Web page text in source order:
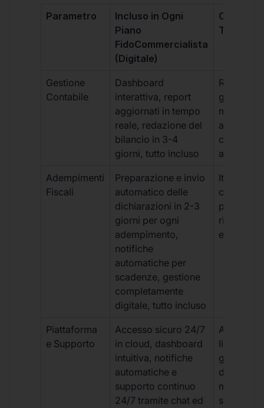
Parametro
Incluso in Ogni
Piano
FidoCommercialista
(Digitale)
Gestione
Contabile
Dashboard
interattiva, report
aggiornati in tempo
reale, redazione del
bilancio in 3-4
giorni, tutto incluso
Report
gestione
manuale,
con
aggiuntivi
Adempimenti
Fiscali
Preparazione e invio
automatico delle
dichiarazioni in 2-3
giorni per ogni
adempimento,
notifiche
automatiche per
scadenze, gestione
completamente
digitale, tutto incluso
Iter
costi
per ogni
rischio di
e
Piattaforma
e Supporto
Accesso sicuro 24/7
in cloud, dashboard
intuitiva, notifiche
automatiche e
supporto continuo
24/7 tramite chat ed
Accesso
limitato,
gestione
manuale,
supporto